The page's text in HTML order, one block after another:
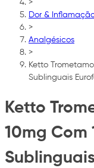
>
Dor &
>
Analgésicos
>
Ketto
Sublinguais
Ketto
10mg Com